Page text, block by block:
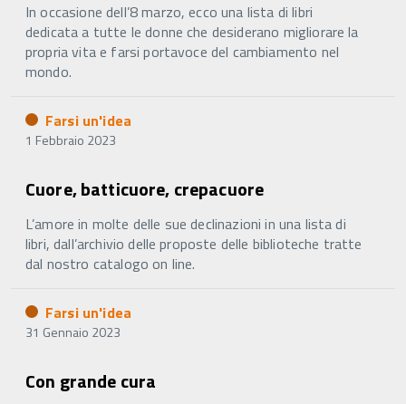
In occasione dell’8 marzo, ecco una lista di libri
dedicata a tutte le donne che desiderano migliorare la
propria vita e farsi portavoce del cambiamento nel
mondo.
Farsi un'idea
1 Febbraio 2023
Cuore, batticuore, crepacuore
L’amore in molte delle sue declinazioni in una lista di
libri, dall’archivio delle proposte delle biblioteche tratte
dal nostro catalogo on line.
Farsi un'idea
31 Gennaio 2023
Con grande cura